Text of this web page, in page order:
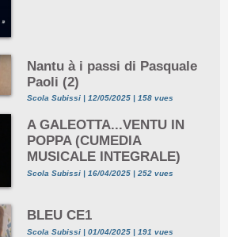
Nantu à i passi di Pasquale
Paoli (2)
Scola Subissi | 12/05/2025 | 158 vues
A GALEOTTA...VENTU IN
POPPA (CUMEDIA
MUSICALE INTEGRALE)
Scola Subissi | 16/04/2025 | 252 vues
BLEU CE1
Scola Subissi | 01/04/2025 | 191 vues